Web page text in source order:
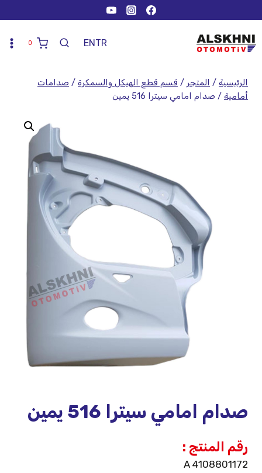
TR
EN
0
الرئيسية / المتجر / قسم قطع الهيكل والسمكرة / صدامات
أمامية / صدام امامي سيترا 516 يمين
صدام امامي سيترا 516 يمين
رقم المنتج :
A 4108801172